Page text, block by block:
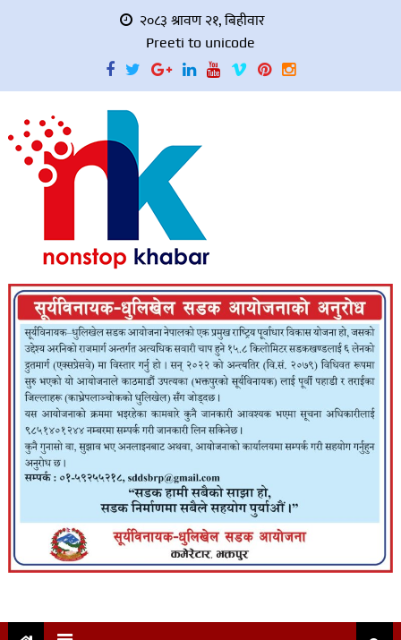
२०८३ श्रावण २१, बिहीवार
Preeti to unicode